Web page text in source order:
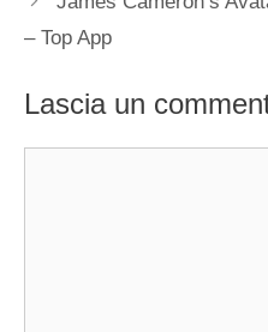
– Top App
Lascia un